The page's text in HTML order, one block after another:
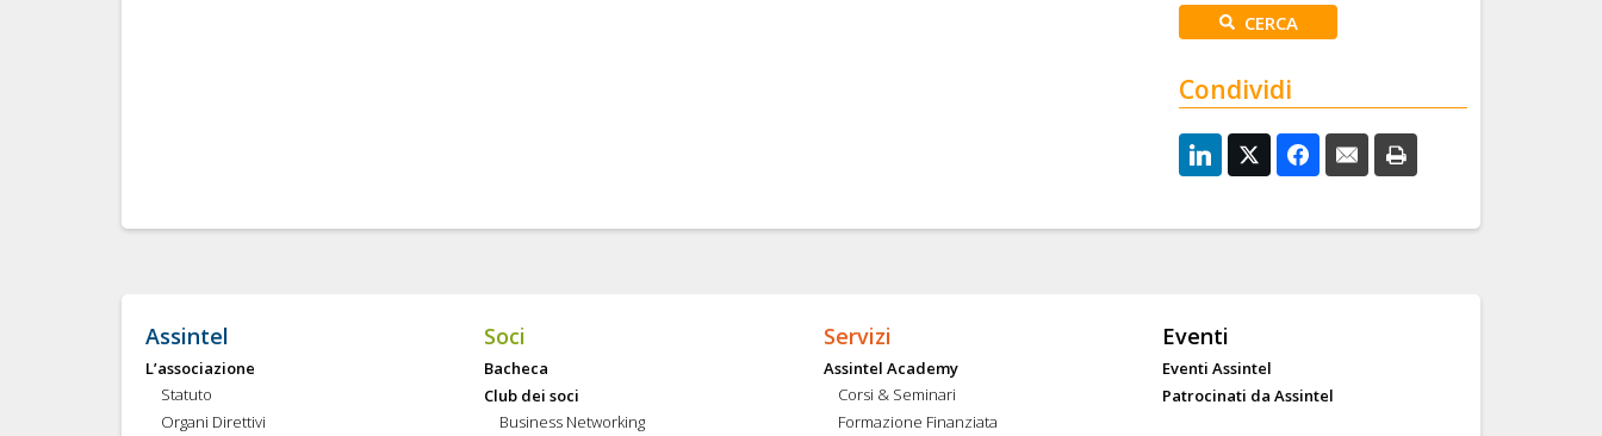
Condividi
Assintel
L’associazione
Statuto
Organi Direttivi
Soci
Bacheca
Club dei soci
Business Networking
Servizi
Assintel Academy
Corsi & Seminari
Formazione Finanziata
Eventi
Eventi Assintel
Patrocinati da Assintel